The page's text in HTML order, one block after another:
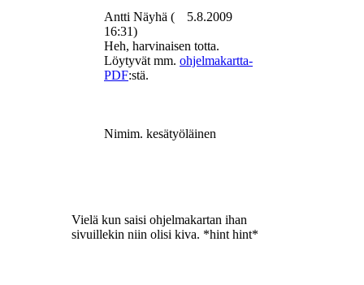
Antti Näyhä (
5.8.2009
16:31)
Heh, harvinaisen totta.
Löytyvät mm. ohjelmakartta-
PDF:stä.
Nimim. kesätyöläinen
Vielä kun saisi ohjelmakartan ihan
sivuillekin niin olisi kiva. *hint hint*